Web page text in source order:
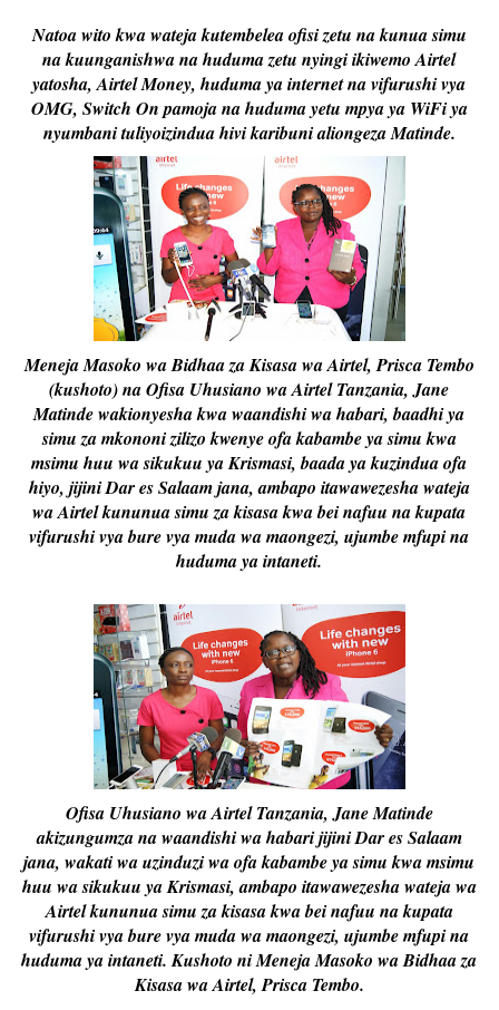
Natoa wito kwa wateja kutembelea ofisi zetu na kunua simu
na kuunganishwa na huduma zetu nyingi ikiwemo Airtel
yatosha, Airtel Money, huduma ya internet na vifurushi vya
OMG, Switch On pamoja na huduma yetu mpya ya WiFi ya
nyumbani tuliyoizindua hivi karibuni aliongeza Matinde.
Meneja Masoko wa Bidhaa za Kisasa wa Airtel, Prisca Tembo
(kushoto) na Ofisa Uhusiano wa Airtel Tanzania, Jane
Matinde wakionyesha kwa waandishi wa habari, baadhi ya
simu za mkononi zilizo kwenye ofa kabambe ya simu kwa
msimu huu wa sikukuu ya Krismasi, baada ya kuzindua ofa
hiyo, jijini Dar es Salaam jana, ambapo itawawezesha wateja
wa Airtel kununua simu za kisasa kwa bei nafuu na kupata
vifurushi vya bure vya muda wa maongezi, ujumbe mfupi na
huduma ya intaneti.
Ofisa Uhusiano wa Airtel Tanzania, Jane Matinde
akizungumza na waandishi wa habari jijini Dar es Salaam
jana, wakati wa uzinduzi wa ofa kabambe ya simu kwa msimu
huu wa sikukuu ya Krismasi, ambapo itawawezesha wateja wa
Airtel kununua simu za kisasa kwa bei nafuu na kupata
vifurushi vya bure vya muda wa maongezi, ujumbe mfupi na
huduma ya intaneti. Kushoto ni Meneja Masoko wa Bidhaa za
Kisasa wa Airtel, Prisca Tembo.